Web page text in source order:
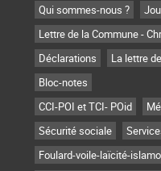
Qui sommes-nous ?
Lettre de la Commune -
Déclarations
La lettre
Bloc-notes
CCI-POI et TCI- POid
Sécurité sociale
Foulard-voile-laïcité-